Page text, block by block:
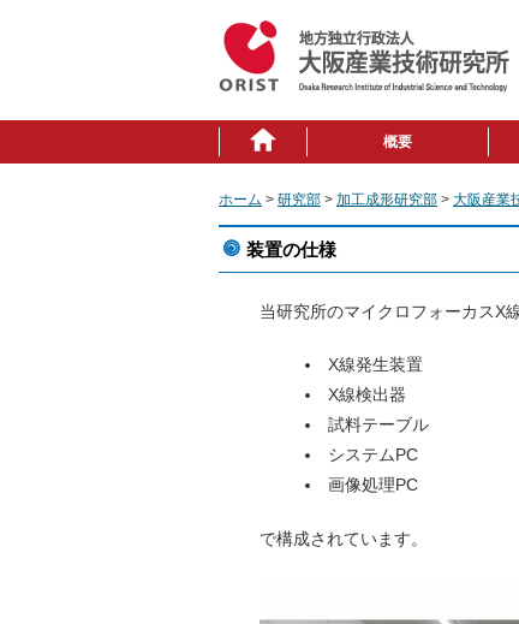
概要
ホーム > 研究部 > 加工成形研究部 > 大阪産業
装置の仕様
当研究所のマイクロフォーカスX
X線発生装置
X線検出器
試料テーブル
システムPC
画像処理PC
で構成されています。